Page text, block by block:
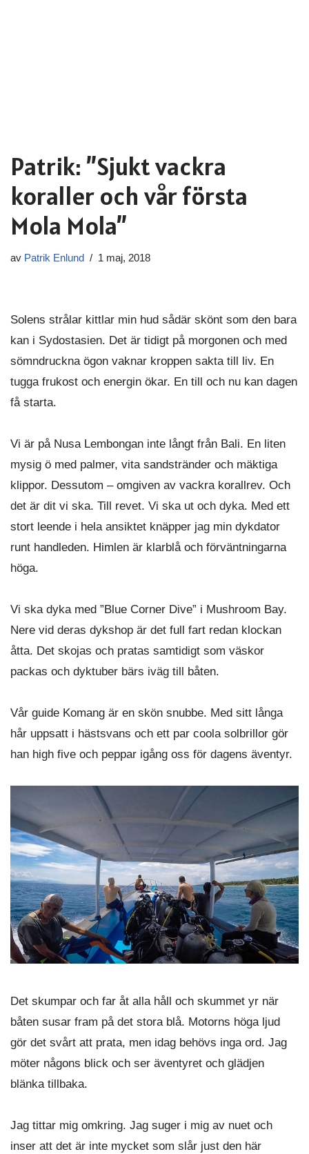
Patrik: ”Sjukt vackra
koraller och vår första
Mola Mola”
av Patrik Enlund 1 maj, 2018
Solens strålar kittlar min hud sådär skönt som den bara
kan i Sydostasien. Det är tidigt på morgonen och med
sömndruckna ögon vaknar kroppen sakta till liv. En
tugga frukost och energin ökar. En till och nu kan dagen
få starta.
Vi är på Nusa Lembongan inte långt från Bali. En liten
mysig ö med palmer, vita sandstränder och mäktiga
klippor. Dessutom – omgiven av vackra korallrev. Och
det är dit vi ska. Till revet. Vi ska ut och dyka. Med ett
stort leende i hela ansiktet knäpper jag min dykdator
runt handleden. Himlen är klarblå och förväntningarna
höga.
Vi ska dyka med ”Blue Corner Dive” i Mushroom Bay.
Nere vid deras dykshop är det full fart redan klockan
åtta. Det skojas och pratas samtidigt som väskor
packas och dyktuber bärs iväg till båten.
Vår guide Komang är en skön snubbe. Med sitt långa
hår uppsatt i hästsvans och ett par coola solbrillor gör
han high five och peppar igång oss för dagens äventyr.
Det skumpar och far åt alla håll och skummet yr när
båten susar fram på det stora blå. Motorns höga ljud
gör det svårt att prata, men idag behövs inga ord. Jag
möter någons blick och ser äventyret och glädjen
blänka tillbaka.
Jag tittar mig omkring. Jag suger i mig av nuet och
inser att det är inte mycket som slår just den här